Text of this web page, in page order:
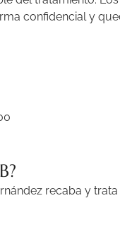
confidencial y
recaba y